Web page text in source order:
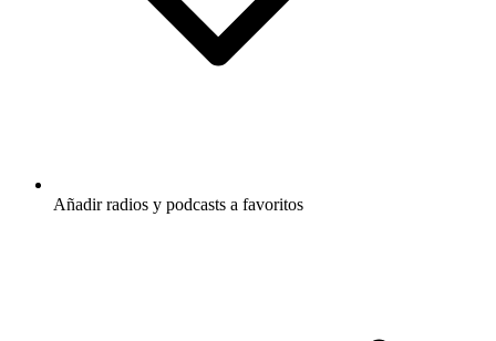
Añadir radios y podcasts a favoritos